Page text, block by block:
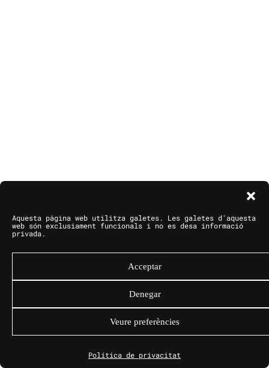
Aquesta pàgina web utilitza galetes. Les galetes d'aquesta
web són exclusiament funcionals i no es desa informació
privada.
Acceptar
Denegar
Veure preferències
Política de privacitat